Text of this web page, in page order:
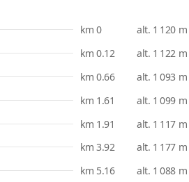
km 0
alt. 1 120 m
km 0.12
alt. 1 122 m
km 0.66
alt. 1 093 m
km 1.61
alt. 1 099 m
km 1.91
alt. 1 117 m
km 3.92
alt. 1 177 m
km 5.16
alt. 1 088 m